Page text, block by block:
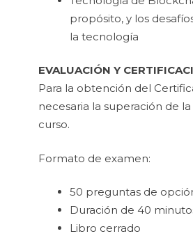
propósito, y los
la tecnología
EVALUACIÓN Y
Para la obtención del
necesaria la superación de
curso.
Formato de examen:
50 preguntas de
Duración de 40
Libro cerrado